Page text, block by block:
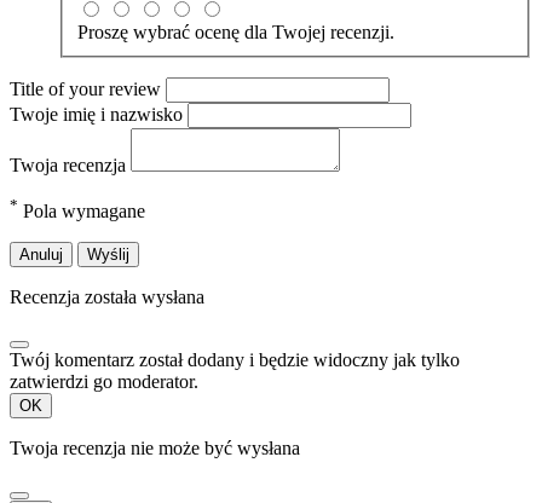
Proszę wybrać ocenę dla Twojej recenzji.
Title of your review
Twoje imię i nazwisko
Twoja recenzja
* Pola wymagane
Anuluj Wyślij
Recenzja została wysłana
Twój komentarz został dodany i będzie widoczny jak tylko
zatwierdzi go moderator.
OK
Twoja recenzja nie może być wysłana